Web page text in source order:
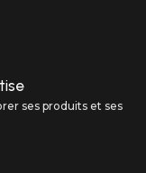
ses produits et ses